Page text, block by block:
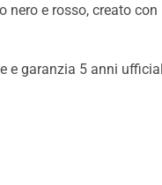
nero e rosso, creato
e garanzia 5 anni